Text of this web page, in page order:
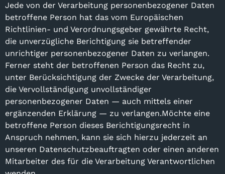
Jede von der Verarbeitung personenbezogener Daten
betroffene Person hat das vom Europäischen
Richtlinien- und Verordnungsgeber gewährte Recht,
die unverzügliche Berichtigung sie betreffender
unrichtiger personenbezogener Daten zu verlangen.
Ferner steht der betroffenen Person das Recht zu,
unter Berücksichtigung der Zwecke der Verarbeitung,
die Vervollständigung unvollständiger
personenbezogener Daten — auch mittels einer
ergänzenden Erklärung — zu verlangen.Möchte eine
betroffene Person dieses Berichtigungsrecht in
Anspruch nehmen, kann sie sich hierzu jederzeit an
unseren Datenschutzbeauftragten oder einen anderen
Mitarbeiter des für die Verarbeitung Verantwortlichen